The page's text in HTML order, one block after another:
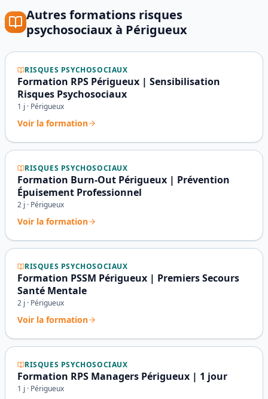
Autres formations risques
psychosociauxà Périgueux
RISQUES PSYCHOSOCIAUX
Formation RPS Périgueux | Sensibilisation
Risques Psychosociaux
1 j · Périgueux
Voir la formation
RISQUES PSYCHOSOCIAUX
Formation Burn-Out Périgueux | Prévention
Épuisement Professionnel
2 j · Périgueux
Voir la formation
RISQUES PSYCHOSOCIAUX
Formation PSSM Périgueux | Premiers Secours
Santé Mentale
2 j · Périgueux
Voir la formation
RISQUES PSYCHOSOCIAUX
Formation RPS Managers Périgueux | 1 jour
1 j · Périgueux